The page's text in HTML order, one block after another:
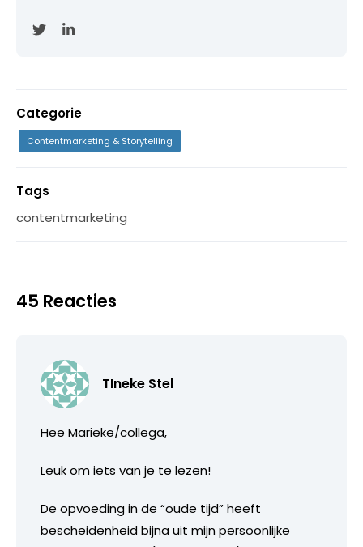
Categorie
Contentmarketing & Storytelling
Tags
contentmarketing
45 Reacties
TIneke Stel
Hee Marieke/collega,
Leuk om iets van je te lezen!
De opvoeding in de “oude tijd” heeft
bescheidenheid bijna uit mijn persoonlijke